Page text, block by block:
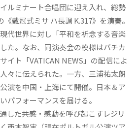
ルミナート合唱団に迎え入れ、総勢
戴冠式ミサ ハ長調 K.317》を演奏。
代世界に対し「平和を祈念する音楽
た。なお、同演奏会の模様はバチカ
イト「VATICAN NEWS」の配信によ
々に伝えられた。一方、三浦祐太朗
演を中国・上海にて開催。日本＆ア
パフォーマンスを届ける。
した共感・感動を呼び起こすレジリ